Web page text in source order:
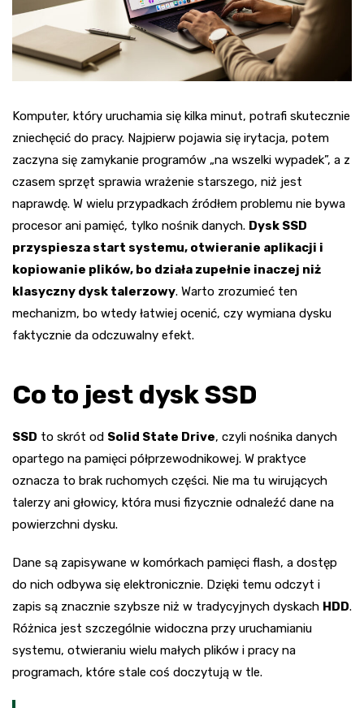
Komputer, który uruchamia się kilka minut, potrafi skutecznie
zniechęcić do pracy. Najpierw pojawia się irytacja, potem
zaczyna się zamykanie programów „na wszelki wypadek”, a z
czasem sprzęt sprawia wrażenie starszego, niż jest
naprawdę. W wielu przypadkach źródłem problemu nie bywa
procesor ani pamięć, tylko nośnik danych. Dysk SSD
przyspiesza start systemu, otwieranie aplikacji i
kopiowanie plików, bo działa zupełnie inaczej niż
klasyczny dysk talerzowy. Warto zrozumieć ten
mechanizm, bo wtedy łatwiej ocenić, czy wymiana dysku
faktycznie da odczuwalny efekt.
Co to jest dysk SSD
SSD to skrót od Solid State Drive, czyli nośnika danych
opartego na pamięci półprzewodnikowej. W praktyce
oznacza to brak ruchomych części. Nie ma tu wirujących
talerzy ani głowicy, która musi fizycznie odnaleźć dane na
powierzchni dysku.
Dane są zapisywane w komórkach pamięci flash, a dostęp
do nich odbywa się elektronicznie. Dzięki temu odczyt i
zapis są znacznie szybsze niż w tradycyjnych dyskach HDD.
Różnica jest szczególnie widoczna przy uruchamianiu
systemu, otwieraniu wielu małych plików i pracy na
programach, które stale coś doczytują w tle.